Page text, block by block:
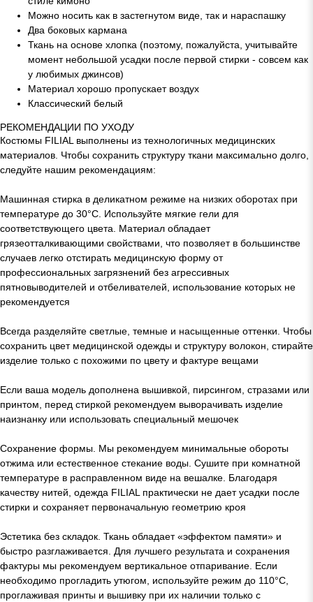
Можно носить как в застегнутом виде, так и нараспашку
Два боковых кармана
Ткань на основе хлопка (поэтому, пожалуйста, учитывайте
момент небольшой усадки после первой стирки - совсем как
у любимых джинсов)
Материал хорошо пропускает воздух
Классический белый
РЕКОМЕНДАЦИИ ПО УХОДУ
Костюмы FILIAL выполнены из технологичных медицинских
материалов. Чтобы сохранить структуру ткани максимально долго,
следуйте нашим рекомендациям:
Машинная стирка в деликатном режиме на низких оборотах при
температуре до 30°C. Используйте мягкие гели для
соответствующего цвета. Материал обладает
грязеотталкивающими свойствами, что позволяет в большинстве
случаев легко отстирать медицинскую форму от
профессиональных загрязнений без агрессивных
пятновыводителей и отбеливателей, использование которых не
рекомендуется
Всегда разделяйте светлые, темные и насыщенные оттенки. Чтобы
сохранить цвет медицинской одежды и структуру волокон, стирайте
изделие только с похожими по цвету и фактуре вещами
Если ваша модель дополнена вышивкой, пирсингом, стразами или
принтом, перед стиркой рекомендуем выворачивать изделие
наизнанку или использовать специальный мешочек
Сохранение формы. Мы рекомендуем минимальные обороты
отжима или естественное стекание воды. Сушите при комнатной
температуре в расправленном виде на вешалке. Благодаря
качеству нитей, одежда FILIAL практически не дает усадки после
стирки и сохраняет первоначальную геометрию кроя
Эстетика без складок. Ткань обладает «эффектом памяти» и
быстро разглаживается. Для лучшего результата и сохранения
фактуры мы рекомендуем вертикальное отпаривание. Если
необходимо прогладить утюгом, используйте режим до 110°C,
проглаживая принты и вышивку при их наличии только с